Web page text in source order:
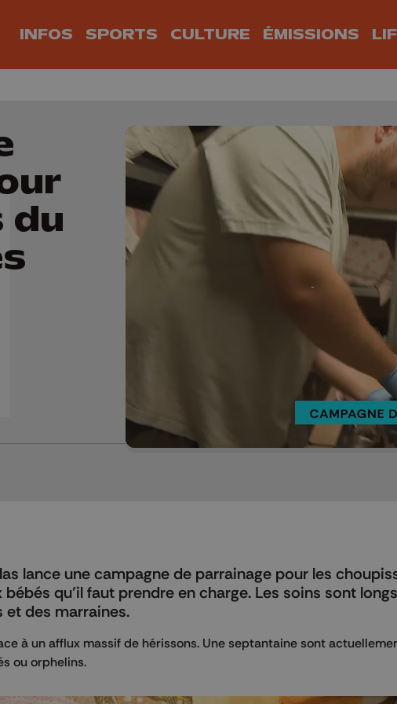
INFOS SPORTS CULTURE ÉMISSIONS
du
Mettre en pause
lance une campagne de parrainage pour les
qu’il faut prendre en charge. Les soins sont
et des marraines.
à un afflux massif de hérissons. Une septantaine sont
ou orphelins.